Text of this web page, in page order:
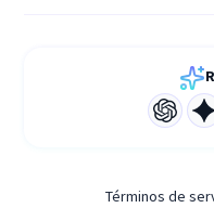
Términos de